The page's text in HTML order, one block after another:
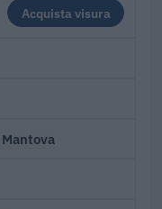
Acquista visura